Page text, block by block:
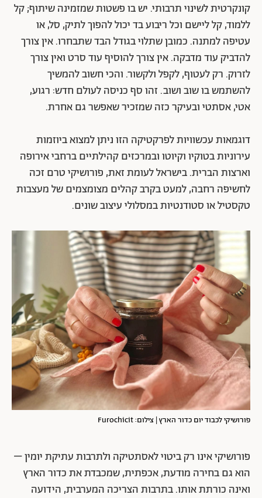
קונקרטית לשינוי תרבותי. יש בו פשטות שמזמינה שיתוף; קל
ללמוד, קל ליישם וכל ריבוע בד יכול להפוך לתיק, סל, או
עטיפה למתנה. כמובן שתלוי בגודל הבד שתבחרו. אין צורך
להדביק עוד מדבקה. אין צורך להוסיף עוד סרט ואין צורך
לזרוק. רק לעטוף, לקפל ולקשור. והכי חשוב להמשיך
להשתמש בו שוב ושוב. זהו סף כניסה לעולם חדש: רגוע,
אטי, אסתטי ובעיקר כזה שמזכיר שאפשר גם אחרת.
דוגמאות עכשוויות לפרקטיקה הזו ניתן למצוא ביוזמות
עירוניות בטוקיו וקיוטו ובמרכזים קהילתיים ברחבי אירופה
וארצות הברית. בישראל לעומת זאת, פורושיקי טרם זכה
לחשיפה רחבה, למעט בקרב קהלים מצומצמים של מעצבות
טקסטיל או סטודנטיות במסלולי עיצוב שונים.
פורושיקי לכבוד יום כדור הארץ | צילום: Furochicit
פורושיקי אינו רק ביטוי לאסתטיקה ולתרבות עתיקת יומין –
הוא גם בחירה מודעת, אכפתית, שמכבדת את כדור הארץ
ואינה כורתת אותו. בתרבות הצריכה המערבית, הידועה